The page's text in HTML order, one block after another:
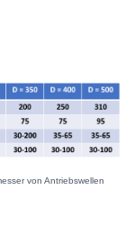
von Antriebswellen